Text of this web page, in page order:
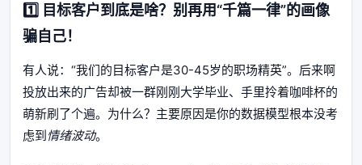
1️⃣ 目标客户到底是啥？别再用“千篇一律”的画像
骗自己！
有人说：“我们的目标客户是30-45岁的职场精英”。后来啊
投放出来的广告却被一群刚刚大学毕业、手里拎着咖啡杯的
萌新刷了个遍。为什么？主要原因是你的数据模型根本没考
虑到 情绪波动。